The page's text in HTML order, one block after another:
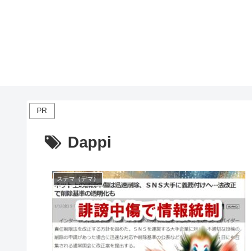
PR
Dappi
ステマ（デマ）